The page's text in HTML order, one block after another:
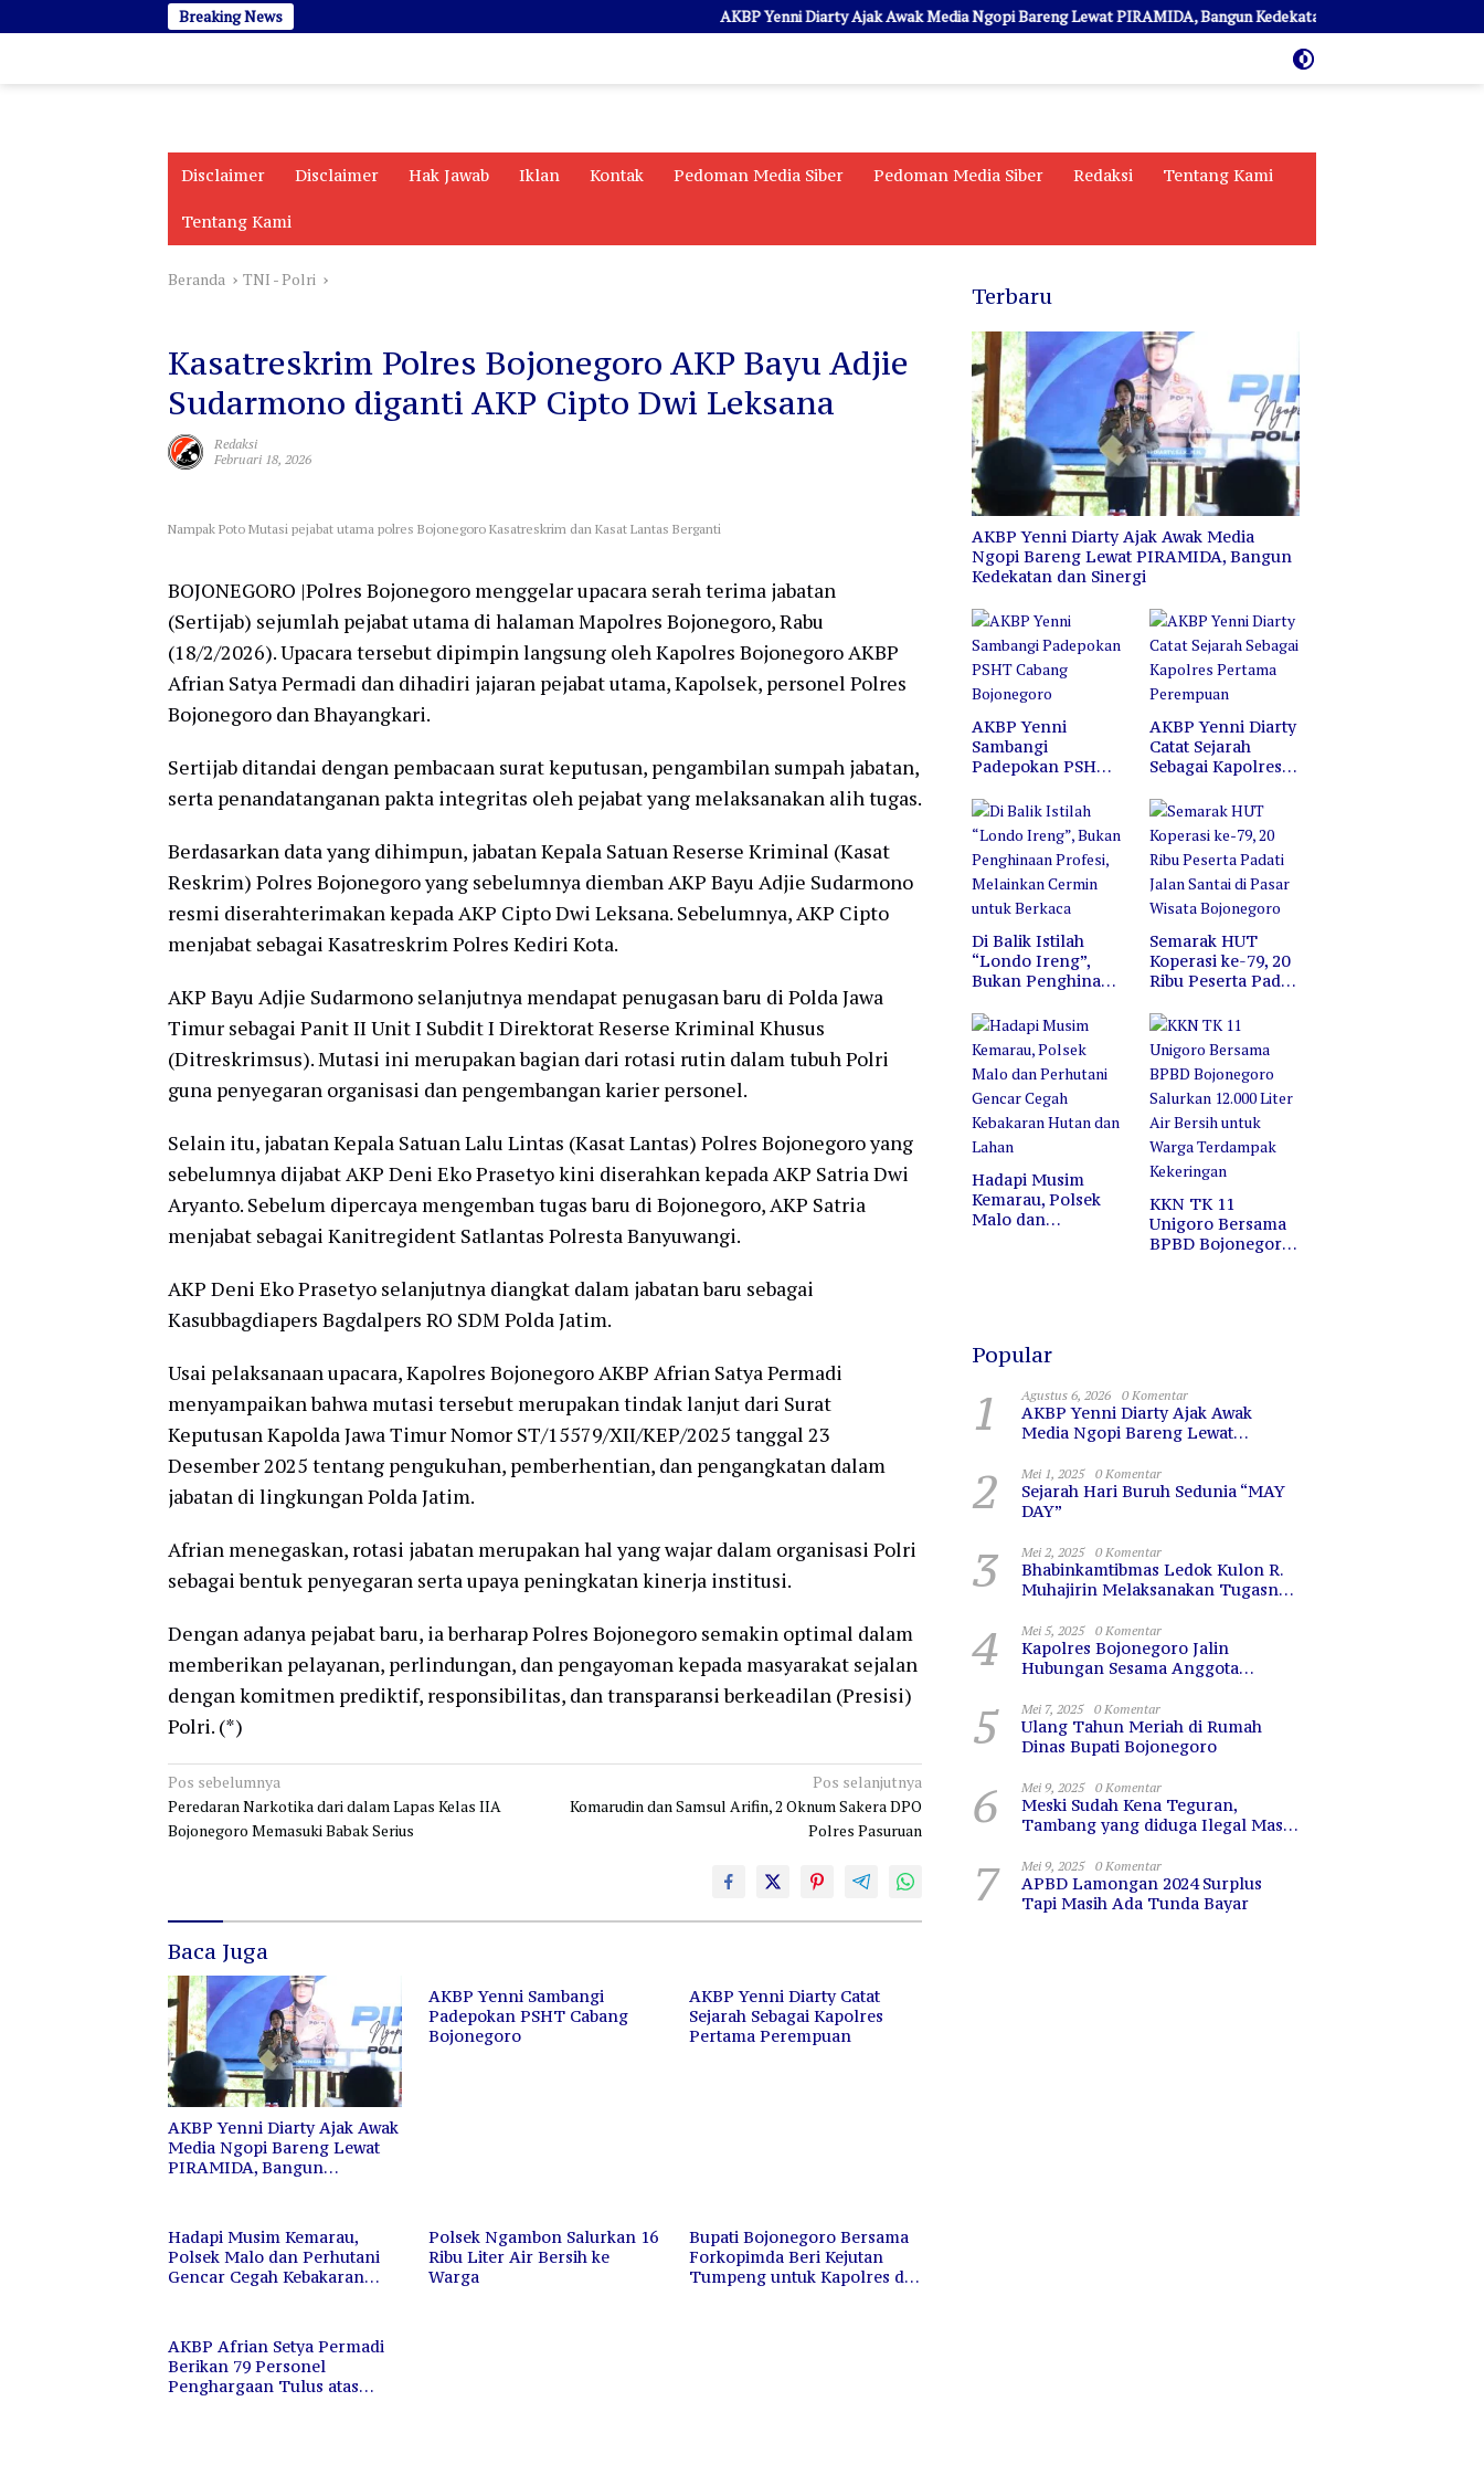
ke
Breaking News AKBP Yenni Diarty Ajak Awak Media Ngopi Bareng Lewat PIRAMIDA, Bangun Kedekatan dan Sinergi
Disclaimer Disclaimer Hak Jawab Iklan Kontak Pedoman Media Siber Pedoman Media Siber Redaksi Tentang Kami
Tentang Kami
Beranda TNI - Polri
Kasatreskrim Polres Bojonegoro AKP Bayu Adjie
Sudarmono diganti AKP Cipto Dwi Leksana
Redaksi
Februari 18, 2026
Nampak Poto Mutasi pejabat utama polres Bojonegoro Kasatreskrim dan Kasat Lantas Berganti
BOJONEGORO |Polres Bojonegoro menggelar upacara serah terima jabatan
(Sertijab) sejumlah pejabat utama di halaman Mapolres Bojonegoro, Rabu
(18/2/2026). Upacara tersebut dipimpin langsung oleh Kapolres Bojonegoro AKBP
Afrian Satya Permadi dan dihadiri jajaran pejabat utama, Kapolsek, personel Polres
Bojonegoro dan Bhayangkari.
Sertijab ditandai dengan pembacaan surat keputusan, pengambilan sumpah jabatan,
serta penandatanganan pakta integritas oleh pejabat yang melaksanakan alih tugas.
Berdasarkan data yang dihimpun, jabatan Kepala Satuan Reserse Kriminal (Kasat
Reskrim) Polres Bojonegoro yang sebelumnya diemban AKP Bayu Adjie Sudarmono
resmi diserahterimakan kepada AKP Cipto Dwi Leksana. Sebelumnya, AKP Cipto
menjabat sebagai Kasatreskrim Polres Kediri Kota.
AKP Bayu Adjie Sudarmono selanjutnya mendapat penugasan baru di Polda Jawa
Timur sebagai Panit II Unit I Subdit I Direktorat Reserse Kriminal Khusus
(Ditreskrimsus). Mutasi ini merupakan bagian dari rotasi rutin dalam tubuh Polri
guna penyegaran organisasi dan pengembangan karier personel.
Selain itu, jabatan Kepala Satuan Lalu Lintas (Kasat Lantas) Polres Bojonegoro yang
sebelumnya dijabat AKP Deni Eko Prasetyo kini diserahkan kepada AKP Satria Dwi
Aryanto. Sebelum dipercaya mengemban tugas baru di Bojonegoro, AKP Satria
menjabat sebagai Kanitregident Satlantas Polresta Banyuwangi.
AKP Deni Eko Prasetyo selanjutnya diangkat dalam jabatan baru sebagai
Kasubbagdiapers Bagdalpers RO SDM Polda Jatim.
Usai pelaksanaan upacara, Kapolres Bojonegoro AKBP Afrian Satya Permadi
menyampaikan bahwa mutasi tersebut merupakan tindak lanjut dari Surat
Keputusan Kapolda Jawa Timur Nomor ST/15579/XII/KEP/2025 tanggal 23
Desember 2025 tentang pengukuhan, pemberhentian, dan pengangkatan dalam
jabatan di lingkungan Polda Jatim.
Afrian menegaskan, rotasi jabatan merupakan hal yang wajar dalam organisasi Polri
sebagai bentuk penyegaran serta upaya peningkatan kinerja institusi.
Dengan adanya pejabat baru, ia berharap Polres Bojonegoro semakin optimal dalam
memberikan pelayanan, perlindungan, dan pengayoman kepada masyarakat sejalan
dengan komitmen prediktif, responsibilitas, dan transparansi berkeadilan (Presisi)
Polri. (*)
Navigasi
pos
Pos sebelumnya
Peredaran Narkotika dari dalam Lapas Kelas IIA
Bojonegoro Memasuki Babak Serius
Pos selanjutnya
Komarudin dan Samsul Arifin, 2 Oknum Sakera DPO
Polres Pasuruan
Baca Juga
AKBP Yenni Diarty Ajak Awak
Media Ngopi Bareng Lewat
PIRAMIDA, Bangun
AKBP Yenni Sambangi
Padepokan PSHT Cabang
Bojonegoro
AKBP Yenni Diarty Catat
Sejarah Sebagai Kapolres
Pertama Perempuan
Hadapi Musim Kemarau,
Polsek Malo dan Perhutani
Gencar Cegah Kebakaran
Polsek Ngambon Salurkan 16
Ribu Liter Air Bersih ke
Warga
Bupati Bojonegoro Bersama
Forkopimda Beri Kejutan
Tumpeng untuk Kapolres di
AKBP Afrian Setya Permadi
Berikan 79 Personel
Penghargaan Tulus atas
Terbaru
AKBP Yenni Diarty Ajak Awak Media
Ngopi Bareng Lewat PIRAMIDA, Bangun
Kedekatan dan Sinergi
AKBP Yenni
Sambangi
Padepokan PSHT
Bojonegoro
AKBP Yenni Diarty
Catat Sejarah
Sebagai Kapolres
Perempuan
Di Balik Istilah
“Londo Ireng”,
Bukan Penghinaan
Cermin untuk
Berkaca
Semarak HUT
Koperasi ke-79, 20
Ribu Peserta Padati
Pasar Wisata
Bojonegoro
Hadapi Musim
Kemarau, Polsek
Malo dan
KKN TK 11
Unigoro Bersama
BPBD Bojonegoro
Popular
1 Agustus 6, 2026 0 Komentar
AKBP Yenni Diarty Ajak Awak
Media Ngopi Bareng Lewat
Sinergi
2 Mei 1, 2025 0 Komentar
Sejarah Hari Buruh Sedunia “MAY
DAY”
3 Mei 2, 2025 0 Komentar
Bhabinkamtibmas Ledok Kulon R.
Muhajirin Melaksanakan Tugasnya
4 Mei 5, 2025 0 Komentar
Kapolres Bojonegoro Jalin
Hubungan Sesama Anggota
5 Mei 7, 2025 0 Komentar
Ulang Tahun Meriah di Rumah
Dinas Bupati Bojonegoro
6 Mei 9, 2025 0 Komentar
Meski Sudah Kena Teguran,
Tambang yang diduga Ilegal Masih
7 Mei 9, 2025 0 Komentar
APBD Lamongan 2024 Surplus
Tapi Masih Ada Tunda Bayar